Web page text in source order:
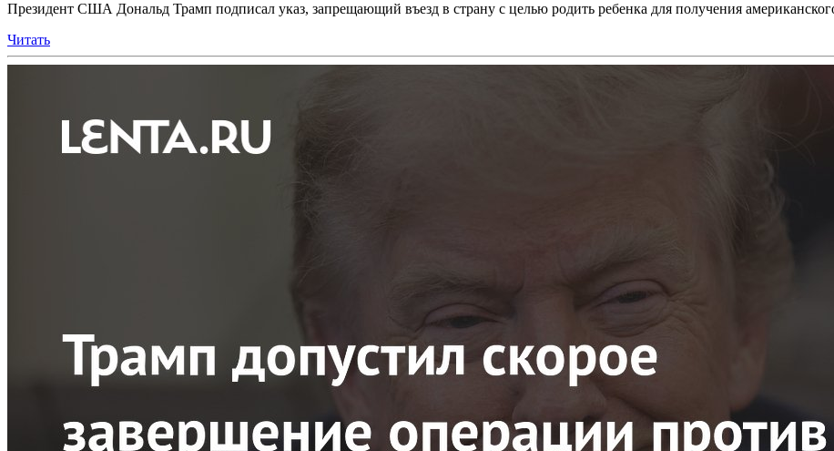
Президент США Дональд Трамп подписал указ, запрещающий въезд в страну с целью родить ребенка для получения
Читать